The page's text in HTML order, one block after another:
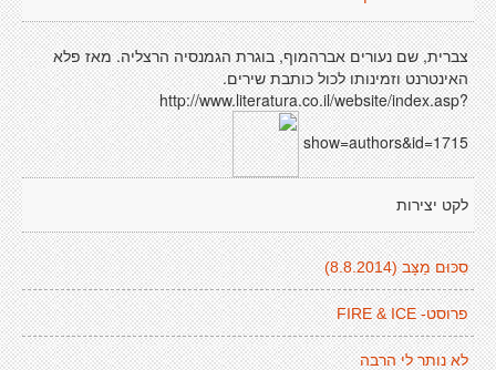
צברית, שם נעורים אברהמוף, בוגרת הגמנסיה הרצליה. מאז פלא
האינטרנט וזמינותו לכול כותבת שירים.
http://www.literatura.co.il/website/index.asp?
show=authors&id=1715
לקט יצירות
סִכּוּם מַצָּב (8.8.2014)
פרוסט- FIRE & ICE
לא נותר לי הרבה